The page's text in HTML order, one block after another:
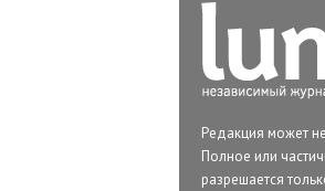
Редакция может
Полное или
разрешается